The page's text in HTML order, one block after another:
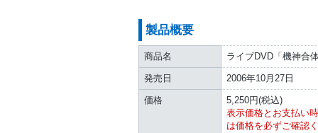
製品概要
商品名 ライブDVD「機神合
発売日 2006年10月27日
価格
5,250円(税込)
表示価格とお支払い
は価格を必ずご確認